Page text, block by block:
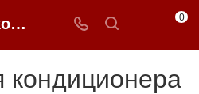
Корзина для кондиционера «Клевер» купить в Москве от 15 645 ₽ - 0FFER 0
кондиционера